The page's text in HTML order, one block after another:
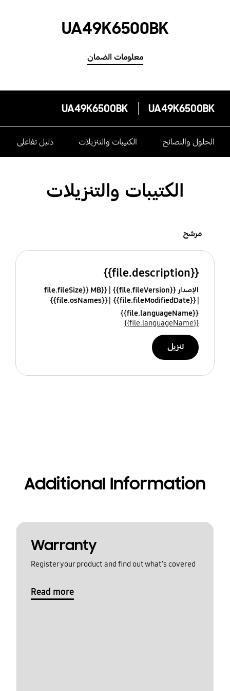
UA49K6500BK
معلومات الضمان
UA49K6500BK
UA49K6500BK
الحلول والنصائح الكتيبات والتنزيلات دليل تفاعلى
الكتيبات والتنزيلات
مرشح
{{file.description}}
الإصدار {{file.fileVersion}}
{{file.fileSize}} MB
{{file.fileModifiedDate}}
{{file.osNames}}
{{file.languageName}}
{{file.languageName}}
تنزيل
Additional Information
Warranty
Register your product and find out what's covered
Read more